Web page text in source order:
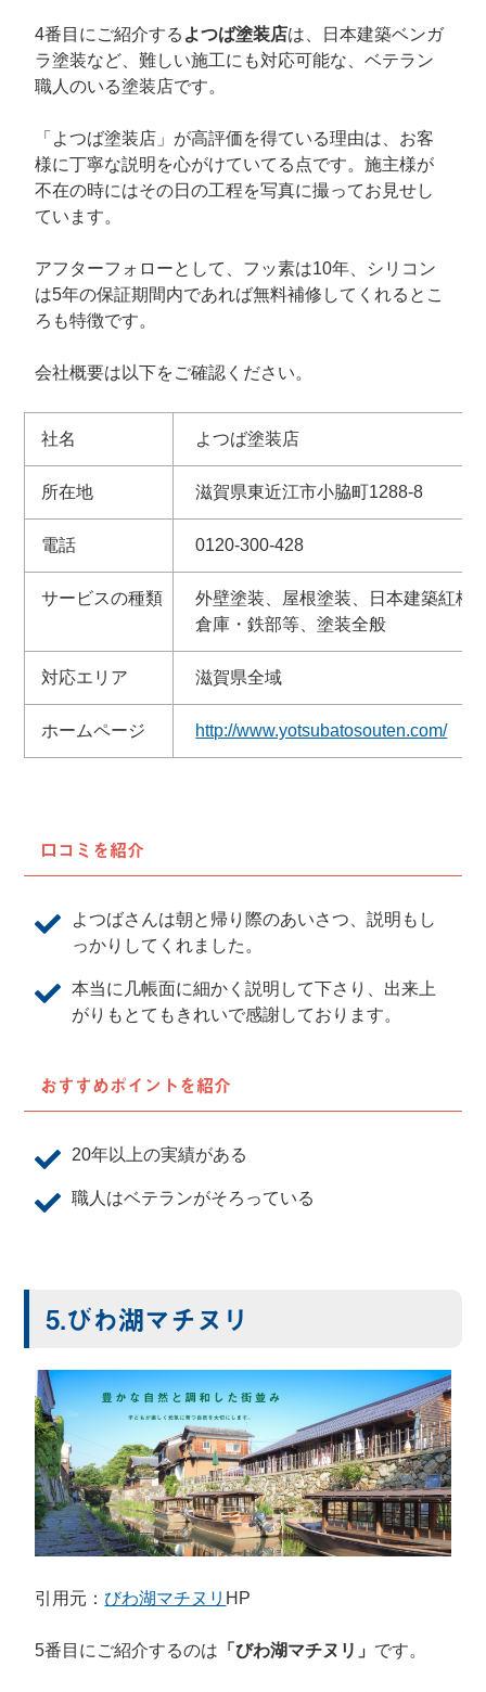
4番目にご紹介する よつば塗装店は、日本建築ベンガ
ラ塗装など、難しい施工にも対応可能な、ベテラン
職人のいる塗装店です。
「よつば塗装店」が高評価を得ている理由は、お客
様に丁寧な説明を心がけていてる点です。施主様が
不在の時にはその日の工程を写真に撮ってお見せし
ています。
アフターフォローとして、フッ素は10年、シリコン
は5年の保証期間内であれば無料補修してくれるとこ
ろも特徴です。
会社概要は以下をご確認ください。
社名 よつば塗装店
所在地 滋賀県東近江市小脇町1288-8
電話 0120-300-428
サービスの種類
外壁塗装、屋根塗装、日本建築紅柄
倉庫・鉄部等、塗装全般
対応エリア 滋賀県全域
ホームページ http://www.yotsubatosouten.com/
口コミを紹介
よつばさんは朝と帰り際のあいさつ、説明もし
っかりしてくれました。
本当に几帳面に細かく説明して下さり、出来上
がりもとてもきれいで感謝しております。
おすすめポイントを紹介
20年以上の実績がある
職人はベテランがそろっている
5.びわ湖マチヌリ
引用元： びわ湖マチヌリ HP
5番目にご紹介するのは 「びわ湖マチヌリ」 です。